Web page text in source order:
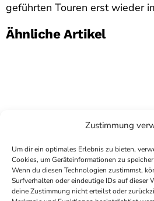
Zustimmung
Um dir ein optimales Erlebnis zu bieten,
Cookies, um Geräteinformationen zu
Wenn du diesen Technologien zustimmst,
Surfverhalten oder eindeutige IDs auf dieser
deine Zustimmung nicht erteilst oder
geführten Touren erst wieder
Ähnliche Artikel